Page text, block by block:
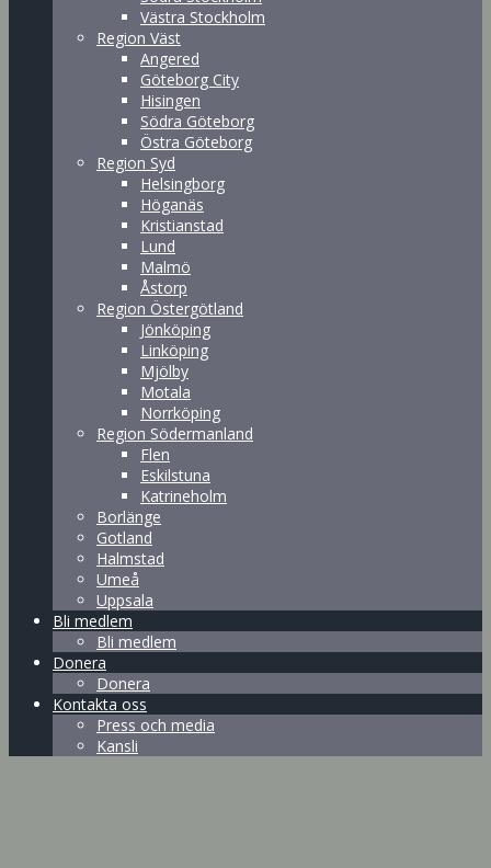
Västra Stockholm
Region Väst
Angered
Göteborg City
Hisingen
Södra Göteborg
Östra Göteborg
Region Syd
Helsingborg
Höganäs
Kristianstad
Lund
Malmö
Åstorp
Region Östergötland
Jönköping
Linköping
Mjölby
Motala
Norrköping
Region Södermanland
Flen
Eskilstuna
Katrineholm
Borlänge
Gotland
Halmstad
Umeå
Uppsala
Bli medlem
Bli medlem
Donera
Donera
Kontakta oss
Press och media
Kansli